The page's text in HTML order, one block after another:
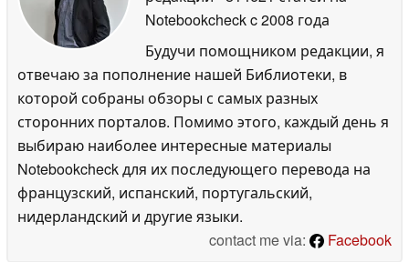
Notebookcheckc 2008 года
Будучи помощником редакции, я
отвечаю за пополнение нашей Библиотеки, в
которой собраны обзоры с самых разных
сторонних порталов. Помимо этого, каждый день я
выбираю наиболее интересные материалы
Notebookcheck для их последующего перевода на
французский, испанский, португальский,
нидерландский и другие языки.
contact me via:
Facebook